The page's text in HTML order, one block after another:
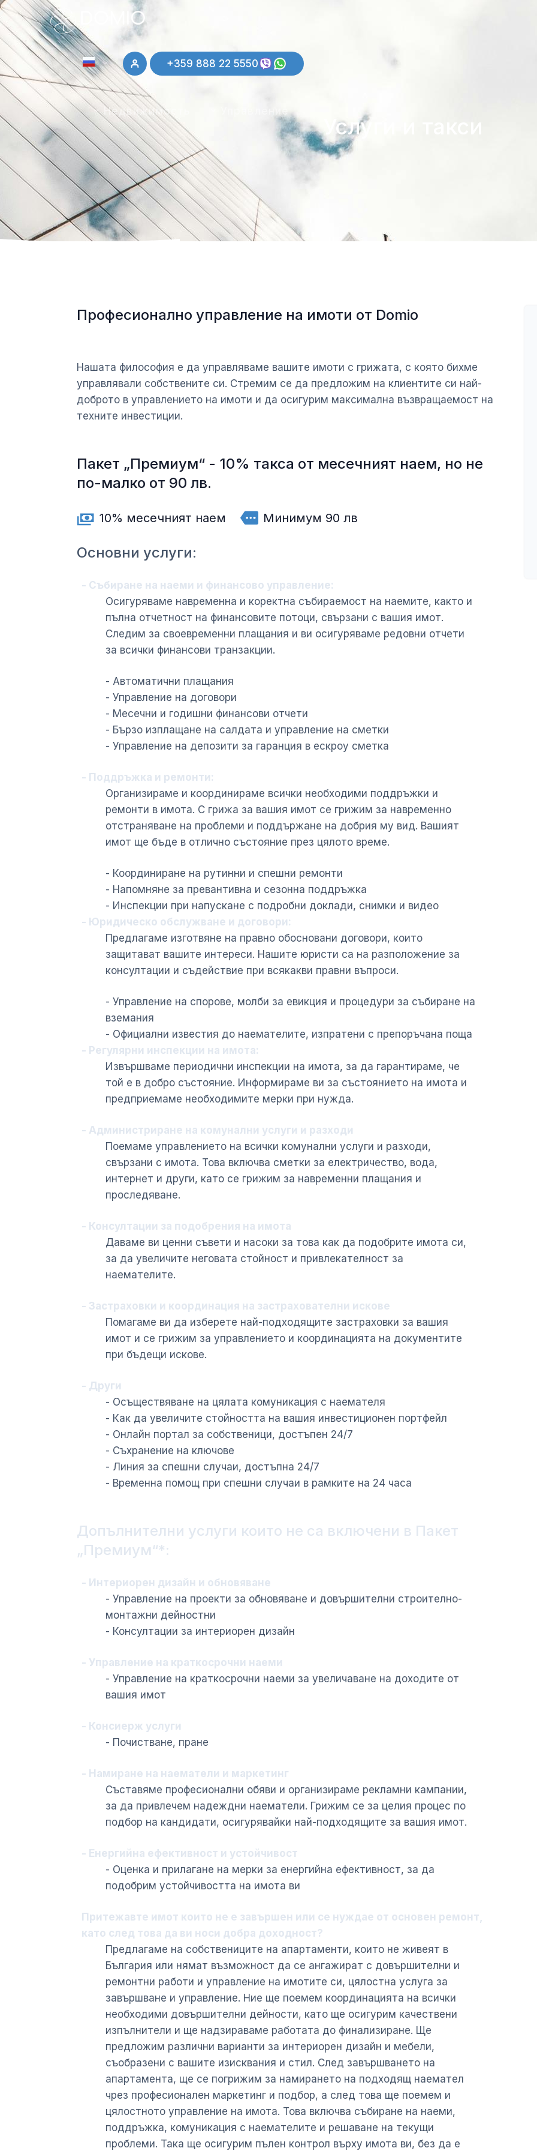
English
Deutsch
Français
Български
+359 888 22 5550
Недвижимость Управление
Услуги и такси
Професионално управление на имоти от Domio
Нашата философия е да управляваме вашите имоти с грижата, с която бихме
управлявали собствените си. Стремим се да предложим на клиентите си най-
доброто в управлението на имоти и да осигурим максимална възвращаемост на
техните инвестиции.
Пакет „Премиум“ - 10% такса от месечният наем, но не
по-малко от 90 лв.
10% месечният наем Минимум 90 лв
Основни услуги:
- Събиране на наеми и финансово управление:
Осигуряваме навременна и коректна събираемост на наемите, както и
пълна отчетност на финансовите потоци, свързани с вашия имот.
Следим за своевременни плащания и ви осигуряваме редовни отчети
за всички финансови транзакции.
- Автоматични плащания
- Управление на договори
- Месечни и годишни финансови отчети
- Бързо изплащане на салдата и управление на сметки
- Управление на депозити за гаранция в ескроу сметка
- Поддръжка и ремонти:
Организираме и координираме всички необходими поддръжки и
ремонти в имота. С грижа за вашия имот се грижим за навременно
отстраняване на проблеми и поддържане на добрия му вид. Вашият
имот ще бъде в отлично състояние през цялото време.
- Координиране на рутинни и спешни ремонти
- Напомняне за превантивна и сезонна поддръжка
- Инспекции при напускане с подробни доклади, снимки и видео
- Юридическо обслужване и договори:
Предлагаме изготвяне на правно обосновани договори, които
защитават вашите интереси. Нашите юристи са на разположение за
консултации и съдействие при всякакви правни въпроси.
- Управление на спорове, молби за евикция и процедури за събиране на
вземания
- Официални известия до наемателите, изпратени с препоръчана поща
- Регулярни инспекции на имота:
Извършваме периодични инспекции на имота, за да гарантираме, че
той е в добро състояние. Информираме ви за състоянието на имота и
предприемаме необходимите мерки при нужда.
- Администриране на комунални услуги и разходи
Поемаме управлението на всички комунални услуги и разходи,
свързани с имота. Това включва сметки за електричество, вода,
интернет и други, като се грижим за навременни плащания и
проследяване.
- Консултации за подобрения на имота
Даваме ви ценни съвети и насоки за това как да подобрите имота си,
за да увеличите неговата стойност и привлекателност за
наемателите.
- Застраховки и координация на застрахователни искове
Помагаме ви да изберете най-подходящите застраховки за вашия
имот и се грижим за управлението и координацията на документите
при бъдещи искове.
- Други
- Осъществяване на цялата комуникация с наемателя
- Как да увеличите стойността на вашия инвестиционен портфейл
- Онлайн портал за собственици, достъпен 24/7
- Съхранение на ключове
- Линия за спешни случаи, достъпна 24/7
- Временна помощ при спешни случаи в рамките на 24 часа
Допълнителни услуги които не са включени в Пакет
„Премиум“*:
- Интериорен дизайн и обновяване
- Управление на проекти за обновяване и довършителни строително-
монтажни дейностни
- Консултации за интериорен дизайн
- Управление на краткосрочни наеми
- Управление на краткосрочни наеми за увеличаване на доходите от
вашия имот
- Консиерж услуги
- Почистване, пране
- Намиране на наематели и маркетинг
Съставяме професионални обяви и организираме рекламни кампании,
за да привлечем надеждни наематели. Грижим се за целия процес по
подбор на кандидати, осигурявайки най-подходящите за вашия имот.
- Енергийна ефективност и устойчивост
- Оценка и прилагане на мерки за енергийна ефективност, за да
подобрим устойчивостта на имота ви
Притежавте имот които не е завършен или се нуждае от основен ремонт,
като след това да ви носи добра доходност?
Предлагаме на собствениците на апартаменти, които не живеят в
България или нямат възможност да се ангажират с довършителни и
ремонтни работи и управление на имотите си, цялостна услуга за
завършване и управление. Ние ще поемем координацията на всички
необходими довършителни дейности, като ще осигурим качествени
изпълнители и ще надзираваме работата до финализиране. Ще
предложим различни варианти за интериорен дизайн и мебели,
съобразени с вашите изисквания и стил. След завършването на
апартамента, ще се погрижим за намирането на подходящ наемател
чрез професионален маркетинг и подбор, а след това ще поемем и
цялостното управление на имота. Това включва събиране на наеми,
поддръжка, комуникация с наемателите и решаване на текущи
проблеми. Така ще осигурим пълен контрол върху имота ви, без да е